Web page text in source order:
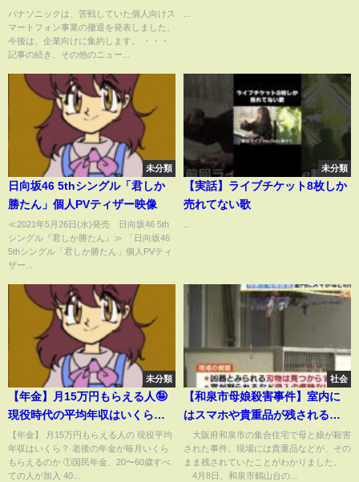
パナソニックは、苦戦していた個人向けス
マートフォン事業の撤退を発表しました。
今後は、企業向けに集約します。 ・・・
記事の続き、その他のニュー...
未分類
日向坂46 5thシングル「君しか
勝たん」個人PVティザー映像
≪2021年5月26日(水)発売 日向坂46 5th
シングル『君しか勝たん』≫ 「日向坂46
5thシングル「君しか勝たん」個人PVティ
ザー...
未分類
【実話】ライブチケット8枚しか
売れてない歌
未分類
【年金】月15万円もらえる人🤪
現役時代の平均年収はいくら？
国民年金、厚生年金、報酬月額
【年金】 月15万円もらえる人の 現役平均
年収はいくら？ 老後の年金が毎月いくら
もらえるのか ①国民年金、20〜60歳すべ
ての人が加入 40...
社会
【和泉市母娘殺害事件】室内に
はスマホや貴重品が残される
凶器とみられる刃物は見つか
ず…窓が割られた痕跡もなく玄
関から出入りし襲撃か 大阪・
大阪府和泉市の集合住宅で母と娘が殺害
された事件。現場には貴重品などが、その
まま残されていたことがわかりました。
4月8日、和泉市鶴山台の...